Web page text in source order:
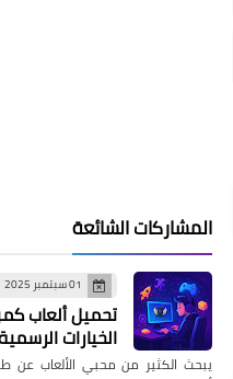
المشاركات الشائعة
01 سبتمبر 2025
تحميل ألعاب
الخيارات
يبحث الكثير من محبي الألعاب عن